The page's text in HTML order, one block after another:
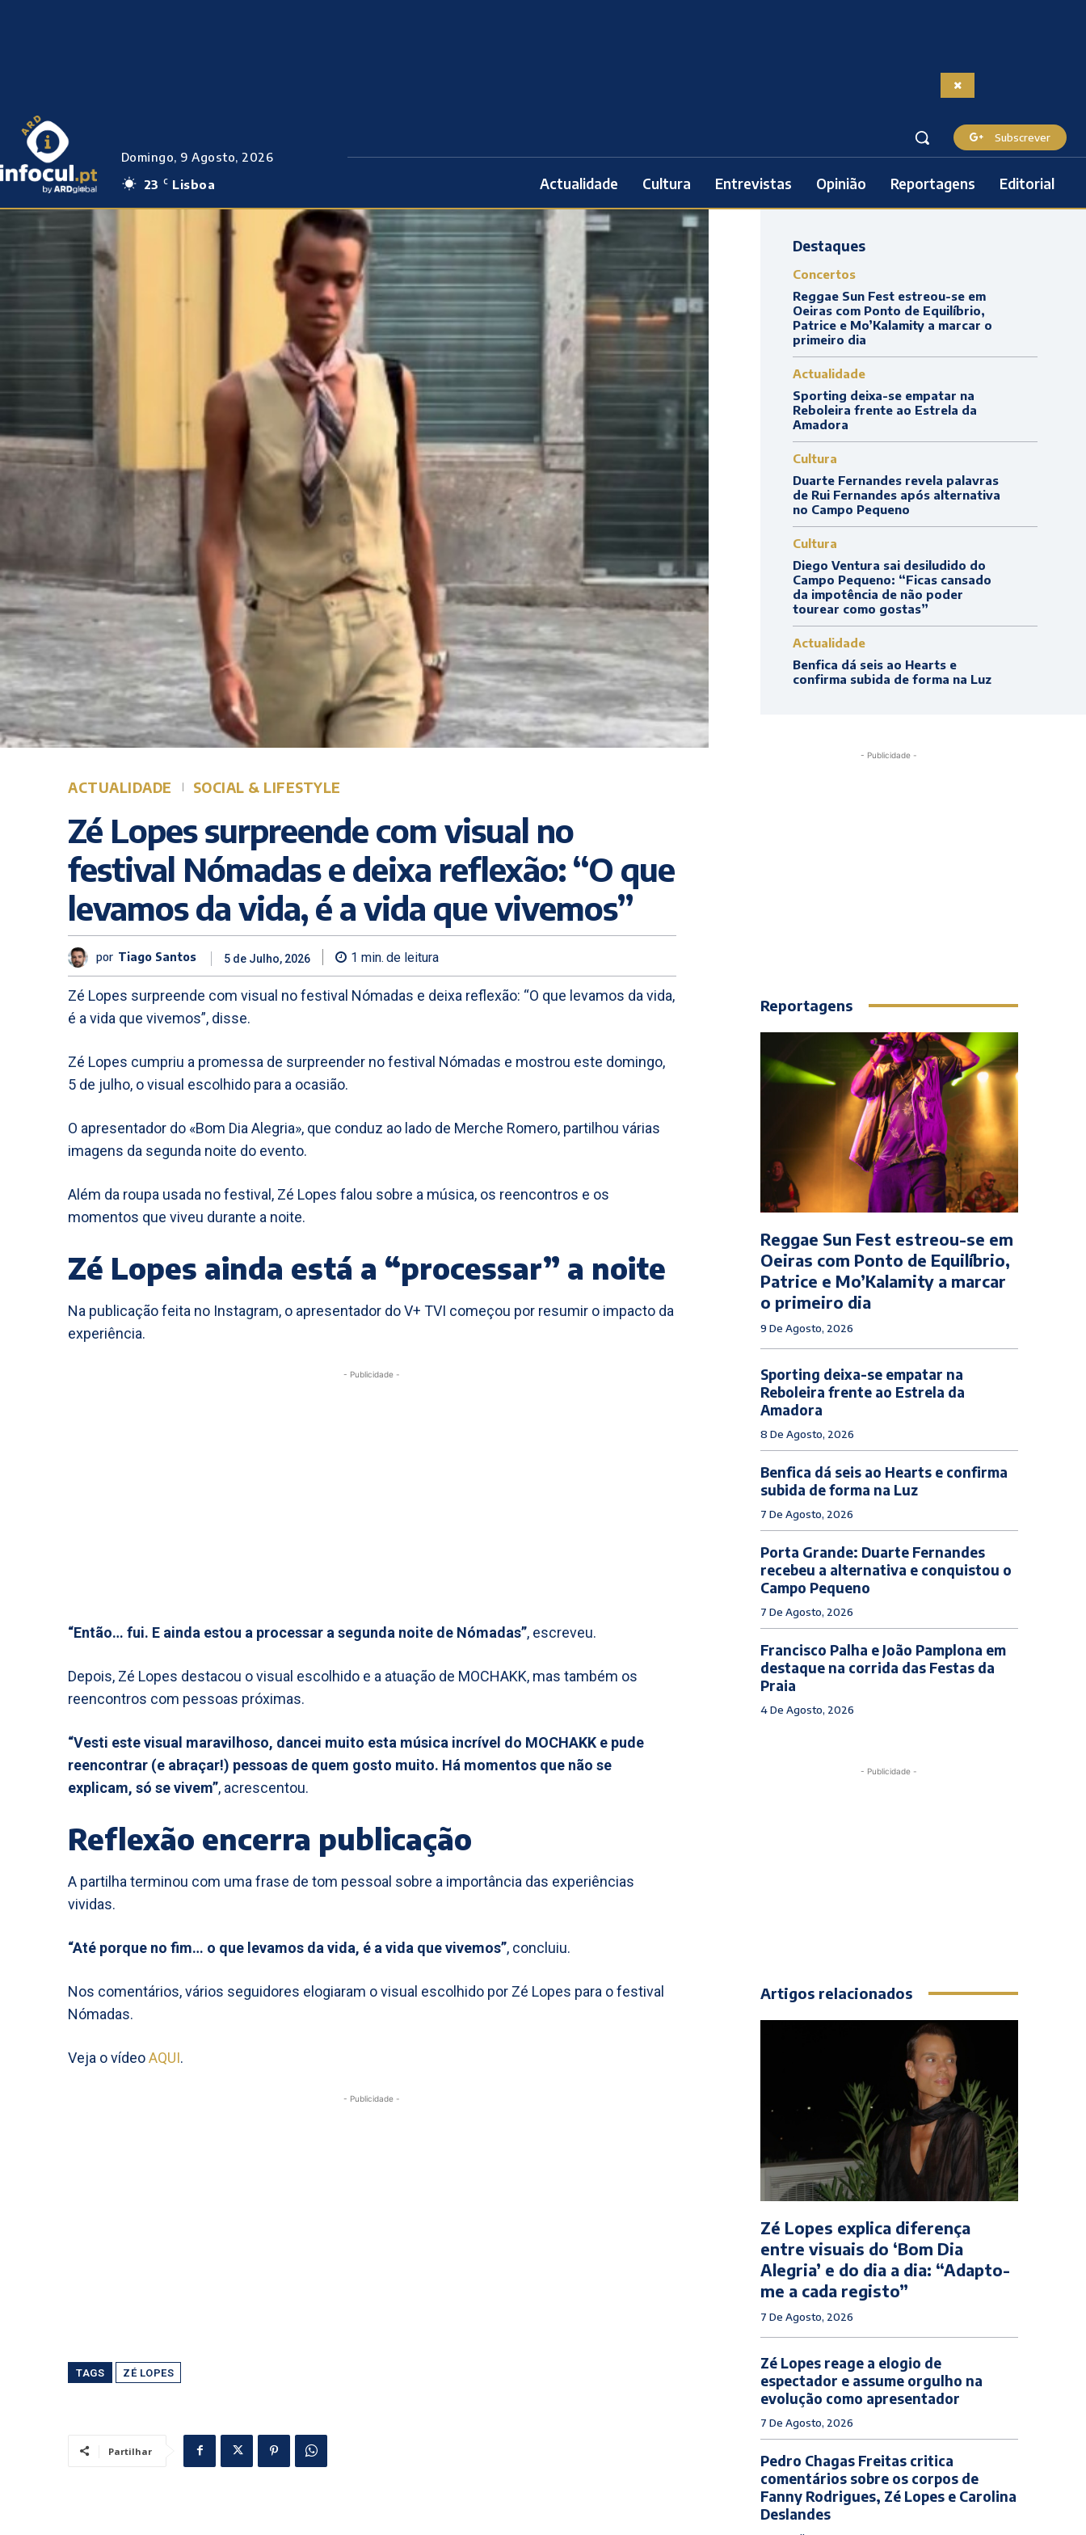
Domingo, 9 Agosto, 2026
23
C Lisboa
Subscrever
Actualidade Cultura Entrevistas Opinião Reportagens Editorial
ACTUALIDADE SOCIAL & LIFESTYLE
Zé Lopes surpreende com visual no
festival Nómadas e deixa reflexão: “O que
levamos da vida, é a vida que vivemos”
por Tiago Santos 5 de Julho, 2026 1 min. de leitura
Zé Lopes surpreende com visual no festival Nómadas e deixa reflexão: “O que levamos da vida,
é a vida que vivemos”, disse.
Zé Lopes cumpriu a promessa de surpreender no festival Nómadas e mostrou este domingo,
5 de julho, o visual escolhido para a ocasião.
O apresentador do «Bom Dia Alegria», que conduz ao lado de Merche Romero, partilhou várias
imagens da segunda noite do evento.
Além da roupa usada no festival, Zé Lopes falou sobre a música, os reencontros e os
momentos que viveu durante a noite.
Zé Lopes ainda está a “processar” a noite
Na publicação feita no Instagram, o apresentador do V+ TVI começou por resumir o impacto da
experiência.
- Publicidade -
“Então… fui. E ainda estou a processar a segunda noite de Nómadas”, escreveu.
Depois, Zé Lopes destacou o visual escolhido e a atuação de MOCHAKK, mas também os
reencontros com pessoas próximas.
“Vesti este visual maravilhoso, dancei muito esta música incrível do MOCHAKK e pude
reencontrar (e abraçar!) pessoas de quem gosto muito. Há momentos que não se
explicam, só se vivem”, acrescentou.
Reflexão encerra publicação
A partilha terminou com uma frase de tom pessoal sobre a importância das experiências
vividas.
“Até porque no fim… o que levamos da vida, é a vida que vivemos”, concluiu.
Nos comentários, vários seguidores elogiaram o visual escolhido por Zé Lopes para o festival
Nómadas.
Veja o vídeoAQUI.
- Publicidade -
TAGS ZÉ LOPES
Partilhar
Destaques
Concertos
Reggae Sun Fest estreou-se em
Oeiras com Ponto de Equilíbrio,
Patrice e Mo’Kalamity a marcar o
primeiro dia
Actualidade
Sporting deixa-se empatar na
Reboleira frente ao Estrela da
Amadora
Cultura
Duarte Fernandes revela palavras
de Rui Fernandes após alternativa
no Campo Pequeno
Cultura
Diego Ventura sai desiludido do
Campo Pequeno: “Ficas cansado
da impotência de não poder
tourear como gostas”
Actualidade
Benfica dá seis ao Hearts e
confirma subida de forma na Luz
- Publicidade -
Reportagens
Reggae Sun Fest estreou-se em
Oeiras com Ponto de Equilíbrio,
Patrice e Mo’Kalamity a marcar
o primeiro dia
9 De Agosto, 2026
Sporting deixa-se empatar na
Reboleira frente ao Estrela da
Amadora
8 De Agosto, 2026
Benfica dá seis ao Hearts e confirma
subida de forma na Luz
7 De Agosto, 2026
Porta Grande: Duarte Fernandes
recebeu a alternativa e conquistou o
Campo Pequeno
7 De Agosto, 2026
Francisco Palha e João Pamplona em
destaque na corrida das Festas da
Praia
4 De Agosto, 2026
- Publicidade -
Artigos relacionados
Zé Lopes explica diferença
entre visuais do ‘Bom Dia
Alegria’ e do dia a dia: “Adapto-
me a cada registo”
7 De Agosto, 2026
Zé Lopes reage a elogio de
espectador e assume orgulho na
evolução como apresentador
7 De Agosto, 2026
Pedro Chagas Freitas critica
comentários sobre os corpos de
Fanny Rodrigues, Zé Lopes e Carolina
Deslandes